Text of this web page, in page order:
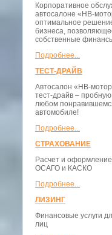
Корпоративное
автосалоне «НВ-
оптимальное
бизнеса,
собственные
Подробнее...
ТЕСТ-ДРАЙВ
Автосалон «НВ-
тест-драйв –
любом
автомобиле!
Подробнее...
СТРАХОВАНИЕ
Расчет и
ОСАГО и КАСКО
Подробнее...
ЛИЗИНГ
Финансовые услуги
лиц